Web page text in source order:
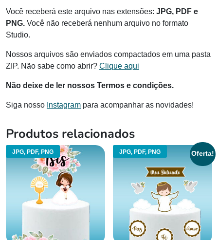
Você receberá este arquivo nas extensões: JPG, PDF e
PNG. Você não receberá nenhum arquivo no formato
Studio.
Nossos arquivos são enviados compactados em uma pasta
ZIP. Não sabe como abrir? Clique aqui
Não deixe de ler nossos Termos e condições.
Siga nosso Instagram para acompanhar as novidades!
Produtos relacionados
JPG, PDF, PNG JPG, PDF, PNG Oferta!